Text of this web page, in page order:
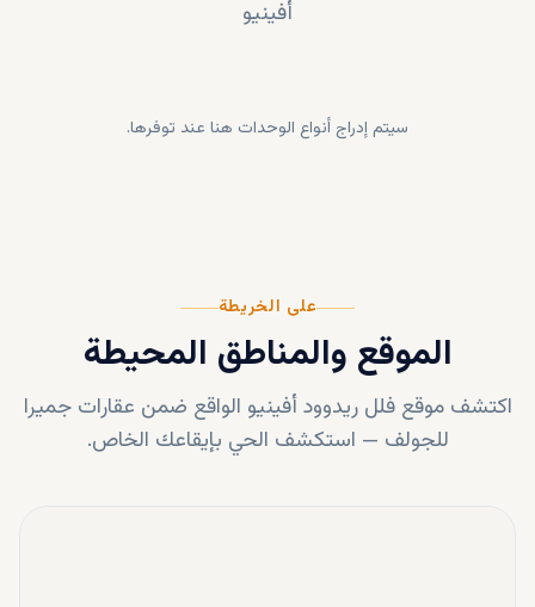
أفينيو
سيتم إدراج أنواع الوحدات هنا عند توفرها.
على الخريطة
الموقع والمناطق المحيطة
اكتشف موقع فلل ريدوود أفينيو الواقع ضمن عقارات جميرا
للجولف — استكشف الحي بإيقاعك الخاص.